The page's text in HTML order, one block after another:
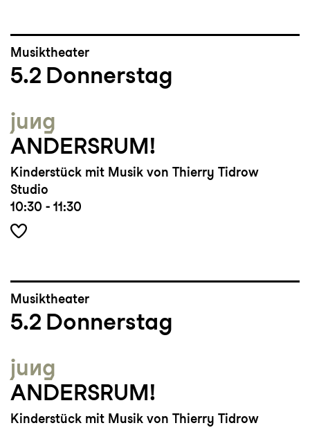
Musiktheater
5.2 Donnerstag
jung
ANDERSRUM!
Kinderstück mit Musik von Thierry Tidrow
Studio
10:30 - 11:30
Musiktheater
5.2 Donnerstag
jung
ANDERSRUM!
Kinderstück mit Musik von Thierry Tidrow